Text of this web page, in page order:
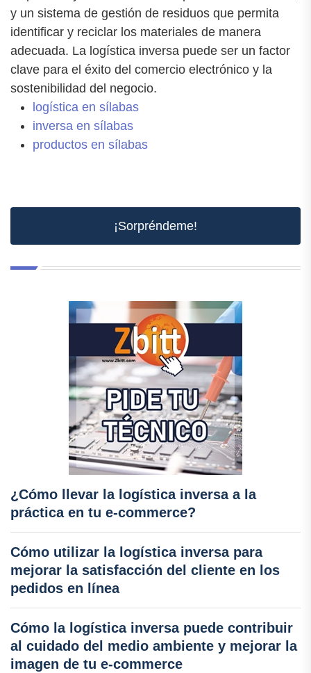
y un sistema de gestión de residuos que permita
identificar y reciclar los materiales de manera
adecuada. La logística inversa puede ser un factor
clave para el éxito del comercio electrónico y la
sostenibilidad del negocio.
logística en sílabas
inversa en sílabas
productos en sílabas
¡Sorpréndeme!
¿Cómo llevar la logística inversa a la
práctica en tu e-commerce?
Cómo utilizar la logística inversa para
mejorar la satisfacción del cliente en los
pedidos en línea
Cómo la logística inversa puede contribuir
al cuidado del medio ambiente y mejorar la
imagen de tu e-commerce